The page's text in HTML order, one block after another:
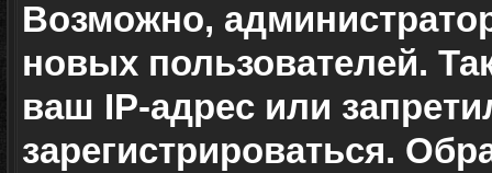
Возможно,
новых пользователей.
ваш IP-адрес или
зарегистрироваться.